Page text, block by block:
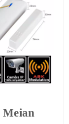
Meian